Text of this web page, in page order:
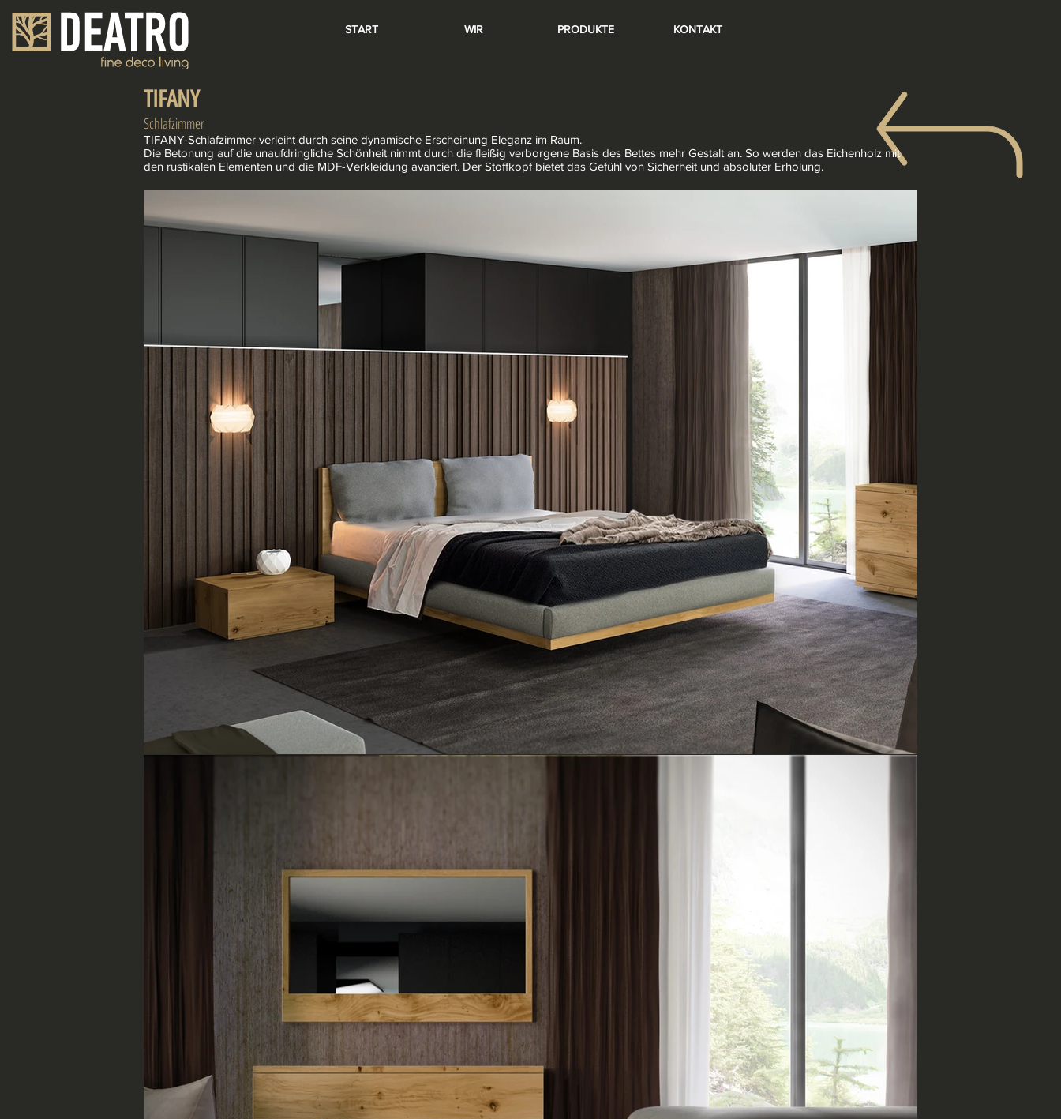
START WIR PRODUKTE KONTAKT
TIFANY
Schlafzimmer
TIFANY-Schlafzimmer verleiht durch seine dynamische Erscheinung Eleganz im Raum.
Die Betonung auf die unaufdringliche Schönheit nimmt durch die fleißig verborgene Basis des Bettes mehr Gestalt an. So werden das Eichenholz mit
den rustikalen Elementen und die MDF-Verkleidung avanciert. Der Stoffkopf bietet das Gefühl von Sicherheit und absoluter Erholung.